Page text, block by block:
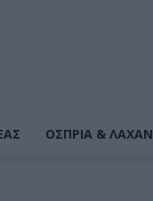
ΌΣΠΡΙΑ &